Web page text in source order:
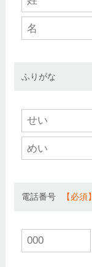
ふりがな
電話番号